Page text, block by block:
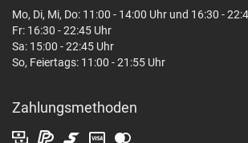
Mo, Di, Mi, Do: 11:00 - 14:00 Uhr und 16:30 -
Fr: 16:30 - 22:45 Uhr
Sa: 15:00 - 22:45 Uhr
So, Feiertags: 11:00 - 21:55 Uhr
Zahlungsmethoden